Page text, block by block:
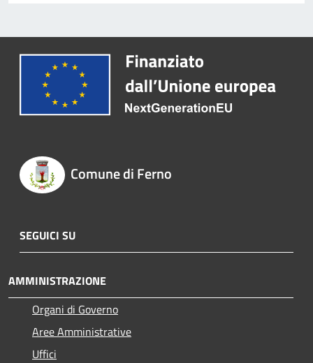
Comune di Ferno
SEGUICI SU
AMMINISTRAZIONE
Organi di Governo
Aree Amministrative
Uffici